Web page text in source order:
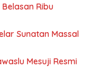
Ribu
Sunatan Massal
Mesuji Resmi